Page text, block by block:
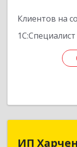
Клиентов на
1С:Специалист
ИП
ИП